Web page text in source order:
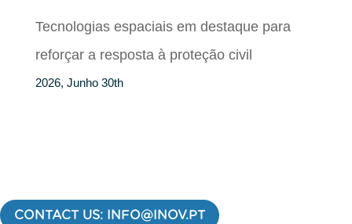
Tecnologias espaciais em destaque para
reforçar a resposta à proteção civil
2026, Junho 30th
CONTACT US: INFO@INOV.PT